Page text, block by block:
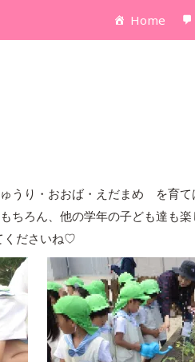
Home
うり・おおば・えだまめ を育
ちろん、他の学年の子ども達も楽
くださいね♡